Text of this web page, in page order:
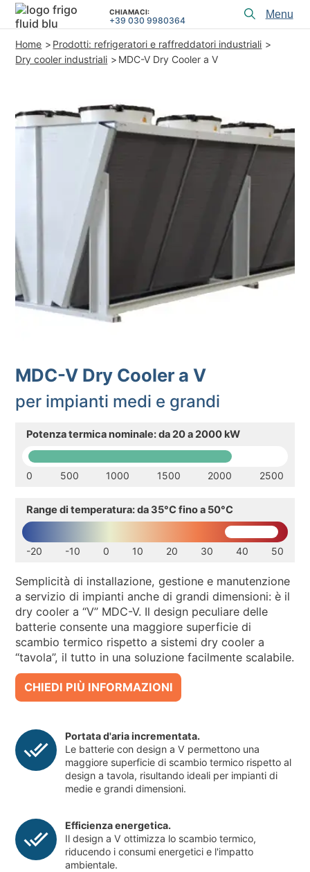
REALIZZAZIONI
ARTICOLI TECNICI
RISORSE
CHIAMACI:
+39 030 9980364
menu
PRODOTTI
SERVIZI di PROGETTAZIONE
+39 030 9980364
Home
Prodotti: refrigeratori e raffreddatori industriali
Dry cooler industriali
MDC-V Dry Cooler a V
MDC-V Dry Cooler a V
per impianti medi e grandi
Potenza termica nominale: da 20 a 2000 kW
0 500 1000 1500 2000 2500
Range di temperatura: da 35°C fino a 50°C
-20 -10 0 10 20 30 40 50
Semplicità di installazione, gestione e manutenzione
a servizio di impianti anche di grandi dimensioni: è il
dry cooler a “V” MDC-V. Il design peculiare delle
batterie consente una maggiore superficie di
scambio termico rispetto a sistemi dry cooler a
“tavola”, il tutto in una soluzione facilmente scalabile.
CHIEDI PIÙ INFORMAZIONI
Portata d'aria incrementata.
Le batterie con design a V permettono una
maggiore superficie di scambio termico rispetto al
design a tavola, risultando ideali per impianti di
medie e grandi dimensioni.
Efficienza energetica.
Il design a V ottimizza lo scambio termico,
riducendo i consumi energetici e l'impatto
ambientale.